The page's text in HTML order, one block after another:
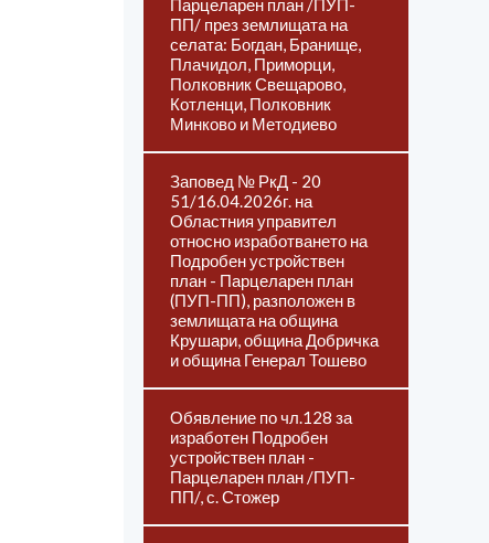
Парцеларен план /ПУП-
ПП/ през землищата на
селата: Богдан, Бранище,
Плачидол, Приморци,
Полковник Свещарово,
Котленци, Полковник
Минково и Методиево
Заповед № РкД - 20
51/16.04.2026г. на
Областния управител
относно изработването на
Подробен устройствен
план - Парцеларен план
(ПУП-ПП), разположен в
землищата на община
Крушари, община Добричка
и община Генерал Тошево
Обявление по чл.128 за
изработен Подробен
устройствен план -
Парцеларен план /ПУП-
ПП/, с. Стожер